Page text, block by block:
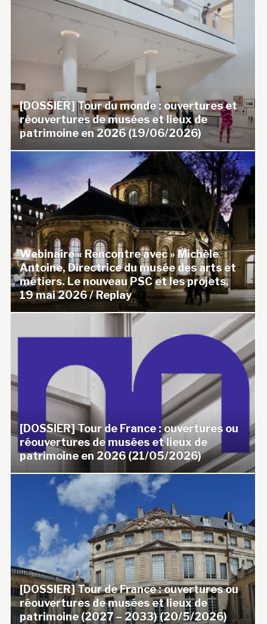
[DOSSIER] Tour du monde : ouvertures et
réouvertures de musées et lieux de
patrimoine en 2026 (19/06/2026)
Webinaire « Rencontre avec » Michèle
Antoine, Directrice du musée des arts et
métiers. Le nouveau PSC et les projets.
19 mai 2026 / Replay
[DOSSIER] Tour de France : ouvertures ou
réouvertures de musées et lieux de
patrimoine en 2026 (21/05/2026)
[DOSSIER] Tour de France : ouvertures ou
réouvertures de musées et lieux de
patrimoine (2027 – 2033) (20/5/2026)